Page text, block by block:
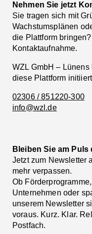
Nehmen Sie jetzt
Sie tragen sich mit
Wachstumsplänen
die Plattform
Kontaktaufnahme.
WZL GmbH –
diese Plattform
02306 / 851220-300
info@wzl.de
Bleiben Sie am
Jetzt zum Newsletter
mehr verpassen.
Ob
Unternehmen oder
unserem Newsletter
voraus. Kurz. Klar.
Postfach.